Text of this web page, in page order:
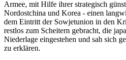
Armee, mit Hilfe ihrer strategisch
Nordostchina und Korea - einen
dem Eintritt der Sowjetunion in den
restlos zum Scheitern gebracht, die
Niederlage eingestehen und sah sich
zu erklären.